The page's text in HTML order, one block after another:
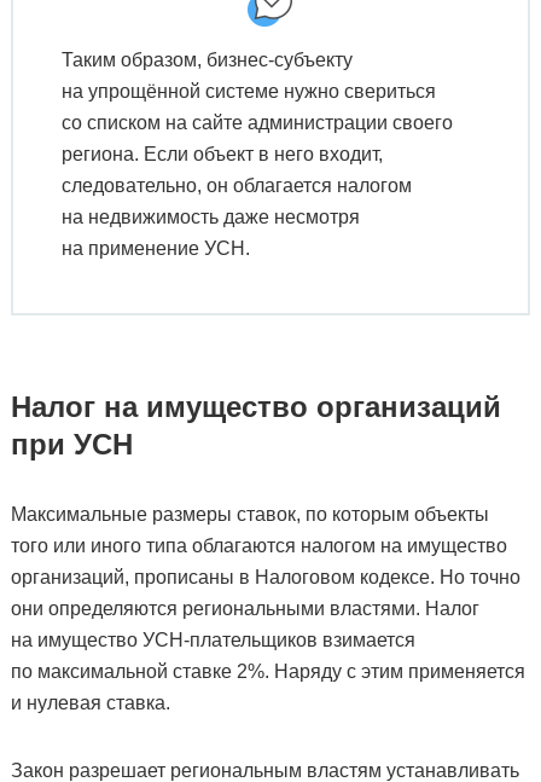
Таким образом, бизнес-субъекту
на упрощённой системе нужно свериться
со списком на сайте администрации своего
региона. Если объект в него входит,
следовательно, он облагается налогом
на недвижимость даже несмотря
на применение УСН.
Налог на имущество организаций
при УСН
Максимальные размеры ставок, по которым объекты
того или иного типа облагаются налогом на имущество
организаций, прописаны в Налоговом кодексе. Но точно
они определяются региональными властями. Налог
на имущество УСН-плательщиков взимается
по максимальной ставке 2%. Наряду с этим применяется
и нулевая ставка.
Закон разрешает региональным властям устанавливать